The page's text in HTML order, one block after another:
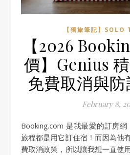
【獨旅筆記】SOLO
【2026
價】Genius 積
免費取消與
February 8,
Booking.com 是我最愛的訂房網，我大約百分之95的
旅程都是用它訂住宿！而因為他
費取消政策，所以讓我想一直使